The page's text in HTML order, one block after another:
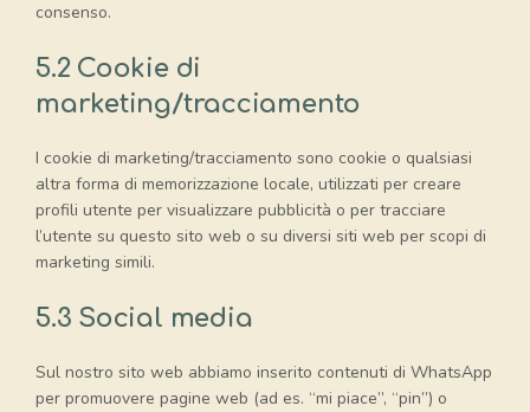
consenso.
5.2 Cookie di
marketing/tracciamento
I cookie di marketing/tracciamento sono cookie o qualsiasi
altra forma di memorizzazione locale, utilizzati per creare
profili utente per visualizzare pubblicità o per tracciare
l’utente su questo sito web o su diversi siti web per scopi di
marketing simili.
5.3 Social media
Sul nostro sito web abbiamo inserito contenuti di WhatsApp
per promuovere pagine web (ad es. “mi piace”, “pin”) o